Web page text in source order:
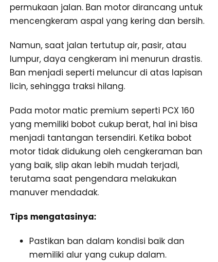
permukaan jalan. Ban motor dirancang untuk
mencengkeram aspal yang kering dan bersih.
Namun, saat jalan tertutup air, pasir, atau
lumpur, daya cengkeram ini menurun drastis.
Ban menjadi seperti meluncur di atas lapisan
licin, sehingga traksi hilang.
Pada motor matic premium seperti PCX 160
yang memiliki bobot cukup berat, hal ini bisa
menjadi tantangan tersendiri. Ketika bobot
motor tidak didukung oleh cengkeraman ban
yang baik, slip akan lebih mudah terjadi,
terutama saat pengendara melakukan
manuver mendadak.
Tips mengatasinya:
Pastikan ban dalam kondisi baik dan
memiliki alur yang cukup dalam.